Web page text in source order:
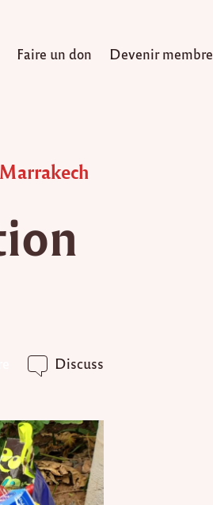
Faire un don Devenir membre
Marrakech
Discuss